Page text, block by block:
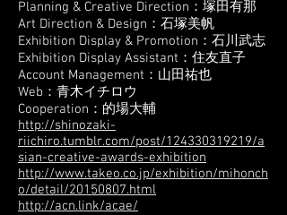
Planning & Creative Direction：塚田有那
Art Direction & Design：石塚美帆
Exhibition Display & Promotion：石川武志
Exhibition Display Assistant：住友直子
Account Management：山田祐也
Web：青木イチロウ
Cooperation：的場大輔
http://shinozaki-
riichiro.tumblr.com/post/124330319219/a
sian-creative-awards-exhibition
http://www.takeo.co.jp/exhibition/mihonch
o/detail/20150807.html
http://acn.link/acae/